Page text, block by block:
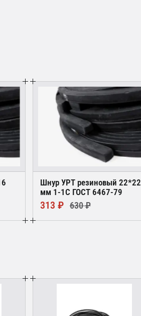
Шнур УРТ резиновый 22*22
мм 1-1С ГОСТ 6467-79
313 ₽ 630 ₽